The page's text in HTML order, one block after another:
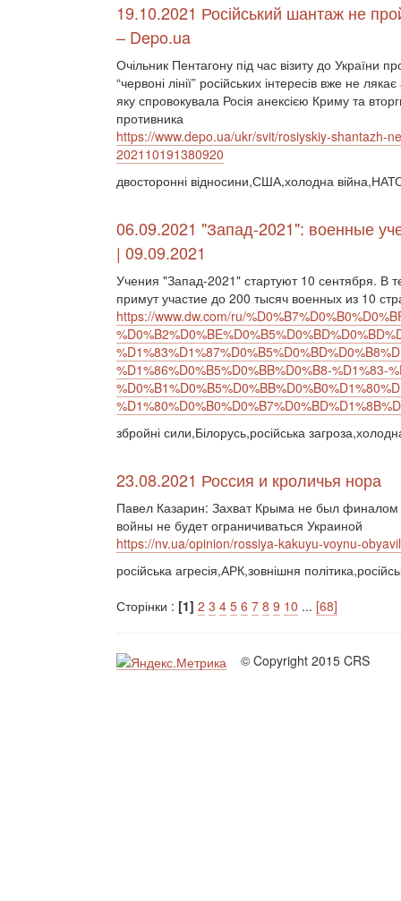
19.10.2021 Російський шантаж не
– Depo.ua
Очільник Пентагону під час візиту до
“червоні лінії” російських інтересів вже не
яку спровокувала Росія анексією Криму та
противника
https://www.depo.ua/ukr/svit/rosiyskiy-shantazh-
202110191380920
двосторонні відносини,США,холодна
06.09.2021 "Запад-2021": военные
| 09.09.2021
Учения "Запад-2021" стартуют 10 сентября. В
примут участие до 200 тысяч военных из 10
https://www.dw.com/ru/
%D1%86%D0%B5%D0%BB%D0%B8-%D1%83-
збройні сили,Білорусь,російська
23.08.2021 Россия и кроличья нора
Павел Казарин: Захват Крыма не был
войны не будет ограничиваться Украиной
https://nv.ua/opinion/rossiya-kakuyu-voynu-
російська агресія,АРК,зовнішня
Сторінки : [1] 2 3 4 5 6 7 8 9 10 ... [68]
© Copyright 2015 CRS